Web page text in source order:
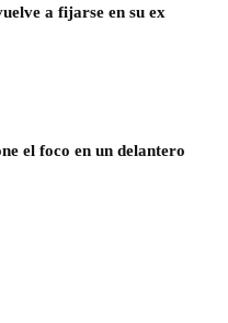
a fijarse en su ex
el foco en un delantero